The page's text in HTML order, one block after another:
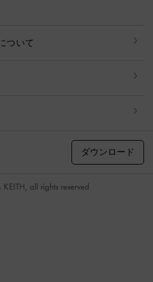
ついて
ダウンロード
all rights reserved